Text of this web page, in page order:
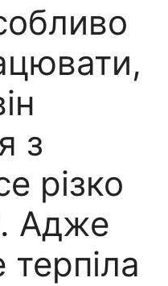
з
різко
Адже
терпіла